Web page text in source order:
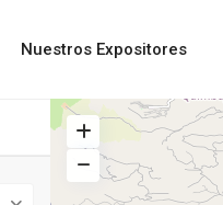
Nuestros Expositores